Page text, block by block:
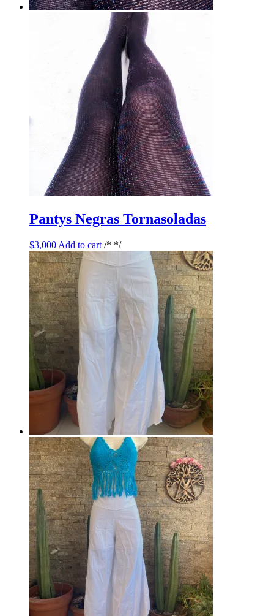
Pantys Negras Tornasoladas
$3,000 Add to cart /* */